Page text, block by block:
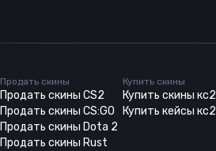
Продать скины
Продать скины CS2
Продать скины CS:GO
Продать скины Dota 2
Продать скины Rust
Купить скины
Купить скины кс2
Купить кейсы кс2